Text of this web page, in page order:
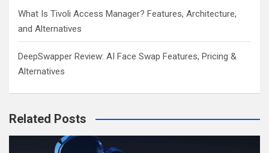
What Is Tivoli Access Manager? Features, Architecture,
and Alternatives
DeepSwapper Review: AI Face Swap Features, Pricing &
Alternatives
Related Posts